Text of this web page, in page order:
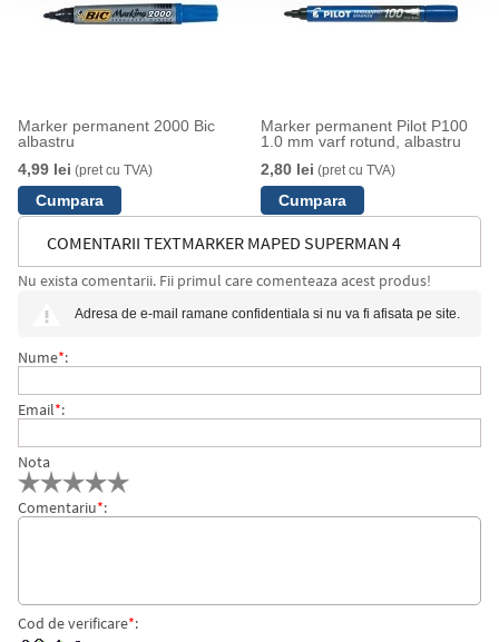
Marker permanent 2000 Bic
albastru
4,99 lei (pret cu TVA)
Marker permanent Pilot P100
1.0 mm varf rotund, albastru
2,80 lei (pret cu TVA)
COMENTARII TEXTMARKER MAPED SUPERMAN 4
Nu exista comentarii. Fii primul care comenteaza acest produs!
Adresa de e-mail ramane confidentiala si nu va fi afisata pe site.
Nume*:
Email*:
Nota
Comentariu*:
Cod de verificare*: